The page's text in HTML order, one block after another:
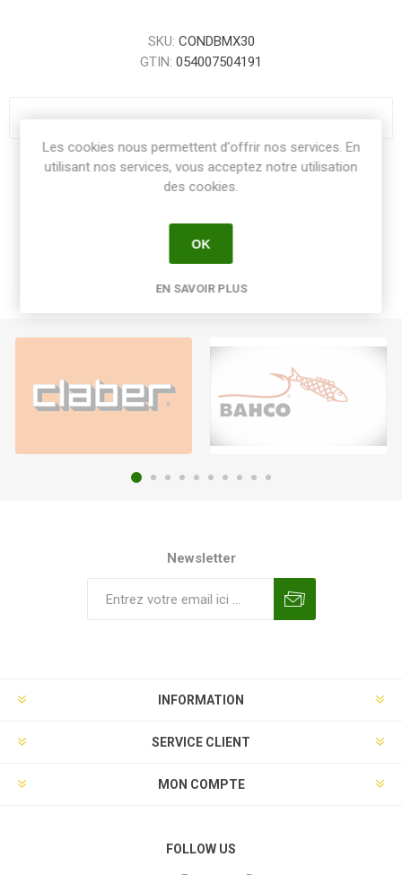
SKU: CONDBMX30
GTIN: 054007504191
Share:
Newsletter
INFORMATION
SERVICE CLIENT
MON COMPTE
FOLLOW US
Les cookies nous permettent d'offrir nos services. En
utilisant nos services, vous acceptez notre utilisation
des cookies.
OK
EN SAVOIR PLUS